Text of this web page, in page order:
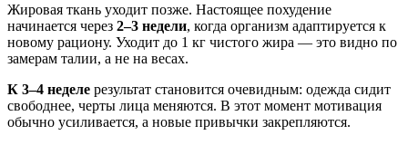
Жировая ткань уходит позже. Настоящее похудение
начинается через 2–3 недели, когда организм адаптируется к
новому рациону. Уходит до 1 кг чистого жира — это видно по
замерам талии, а не на весах.
К 3–4 неделе результат становится очевидным: одежда сидит
свободнее, черты лица меняются. В этот момент мотивация
обычно усиливается, а новые привычки закрепляются.